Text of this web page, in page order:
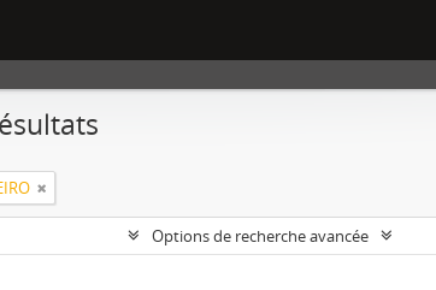
Options de recherche avancée